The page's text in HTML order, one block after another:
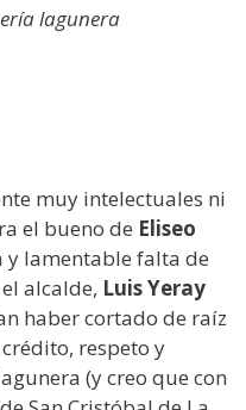
lagunera
muy intelectuales ni
el bueno de Eliseo
y lamentable falta de
alcalde, Luis Yeray
haber cortado de raíz
respeto y
(y creo que con